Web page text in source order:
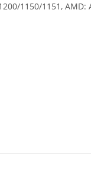
1150/1151,